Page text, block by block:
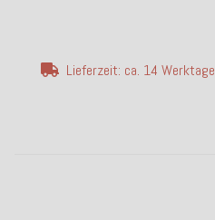
Lieferzeit: ca. 14 Werktage